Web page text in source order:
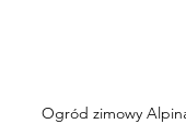
Ogród zimowy